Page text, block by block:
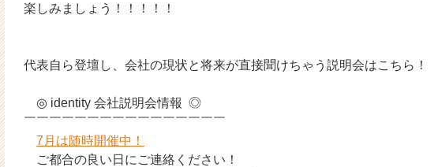
楽しみましょう！！！！！
代表自ら登壇し、会社の現状と将来が直接聞けちゃう説明会はこちら！
◎ identity 会社説明会情報 ◎
￣￣￣￣￣￣￣￣￣￣￣￣￣￣￣￣
7月は随時開催中！
ご都合の良い日にご連絡ください！